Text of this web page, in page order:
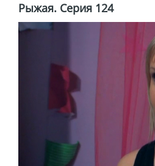
Рыжая. Серия 124